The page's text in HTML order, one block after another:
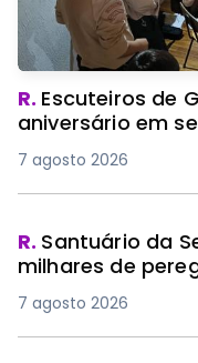
R. Escuteiros de
aniversário em
7 agosto 2026
R. Santuário da
milhares de
7 agosto 2026